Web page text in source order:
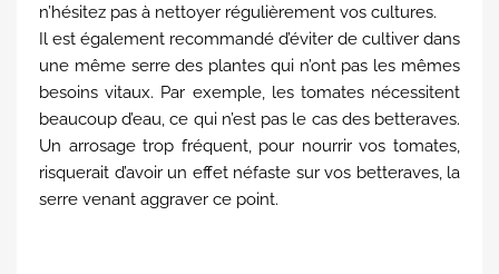
n’hésitez pas à nettoyer régulièrement vos cultures.
Il est également recommandé d’éviter de cultiver dans
une même serre des plantes qui n’ont pas les mêmes
besoins vitaux. Par exemple, les tomates nécessitent
beaucoup d’eau, ce qui n’est pas le cas des betteraves.
Un arrosage trop fréquent, pour nourrir vos tomates,
risquerait d’avoir un effet néfaste sur vos betteraves, la
serre venant aggraver ce point.